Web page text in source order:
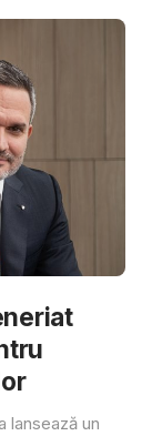
lansează un